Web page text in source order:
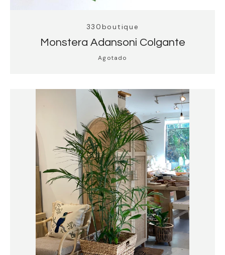
330boutique
Monstera Adansoni Colgante
Agotado